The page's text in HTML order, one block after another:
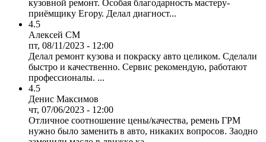
кузовной ремонт. Особая благодарность мастеру-
приёмщику Егору. Делал диагност...
4.5
Алексей СМ
пт, 08/11/2023 - 12:00
Делал ремонт кузова и покраску авто целиком. Сделали
быстро и качественно. Сервис рекомендую, работают
профессионалы. ...
4.5
Денис Максимов
чт, 07/06/2023 - 12:00
Отличное соотношение цены/качества, ремень ГРМ
нужно было заменить в авто, никаких вопросов. Заодно